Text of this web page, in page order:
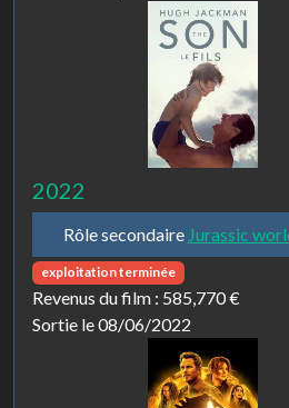
2022
Rôle secondaire Jurassic
exploitation terminée
Revenus du film : 585,770 €
Sortie le 08/06/2022